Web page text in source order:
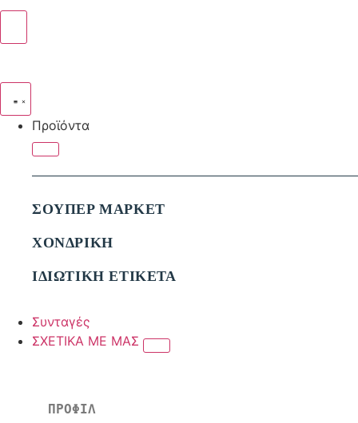
Προϊόντα
ΣΟΥΠΕΡ ΜΑΡΚΕΤ
ΧΟΝΔΡΙΚΗ
ΙΔΙΩΤΙΚΗ ΕΤΙΚΕΤΑ
Συνταγές
ΣΧΕΤΙΚΑ ΜΕ ΜΑΣ
ΠΡΟΦΙΛ